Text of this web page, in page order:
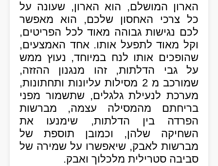
הארון המושלם, הוא הארון, שעונה על
כל צרכי האחסון שלכם, הוא מאפשר
לכם נגישות גבוהה מאוד לכל הפריטים,
וקל מאוד לתפעל אותו. אחד האמצעים,
שהופכים אותו לנח במיוחד, נעוץ ממש
על גבי הדלתות, זהו מנגנון ההזזה,
שמורכב מ 2 מסילות עליונות ותחתונות,
מערכת לנעילת גלגלים, שתשמור מפני
בריחתם מהמסילה עצמה, מברשות
הפרדה בין הדלתות, שימנעו את
השחיקה שלהן, וכמובן תוספת של
מברשות לאבק, שיאפשרו על שמירה של
סביבה סטרילית מלכלוך ואבק.